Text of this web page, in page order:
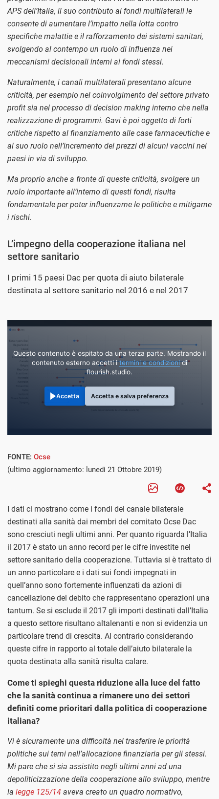
APS dell’Italia, il suo contributo ai fondi multilaterali le
consente di aumentare l’impatto nella lotta contro
specifiche malattie e il rafforzamento dei sistemi sanitari,
svolgendo al contempo un ruolo di influenza nei
meccanismi decisionali interni ai fondi stessi.
Naturalmente, i canali multilaterali presentano alcune
criticità, per esempio nel coinvolgimento del settore privato
profit sia nel processo di decision making interno che nella
realizzazione di programmi. Gavi è poi oggetto di forti
critiche rispetto al finanziamento alle case farmaceutiche e
al suo ruolo nell’incremento dei prezzi di alcuni vaccini nei
paesi in via di sviluppo.
Ma proprio anche a fronte di queste criticità, svolgere un
ruolo importante all’interno di questi fondi, risulta
fondamentale per poter influenzarne le politiche e mitigarne
i rischi.
L’impegno della cooperazione italiana nel
settore sanitario
I primi 15 paesi Dac per quota di aiuto bilaterale
destinata al settore sanitario nel 2016 e nel 2017
Questo contenuto è ospitato da una terza parte. Mostrando il
contenuto esterno accetti itermini e condizionidi
flourish.studio.
Accetta Accetta e salva preferenza
FONTE: Ocse
(ultimo aggiornamento: lunedì 21 Ottobre 2019)
I dati ci mostrano come i fondi del canale bilaterale
destinati alla sanità dai membri del comitato Ocse Dac
sono cresciuti negli ultimi anni. Per quanto riguarda l’Italia
il 2017 è stato un anno record per le cifre investite nel
settore sanitario della cooperazione. Tuttavia si è trattato di
un anno particolare e i dati sui fondi impegnati in
quell’anno sono fortemente influenzati da azioni di
cancellazione del debito che rappresentano operazioni una
tantum. Se si esclude il 2017 gli importi destinati dall’Italia
a questo settore risultano altalenanti e non si evidenzia un
particolare trend di crescita. Al contrario considerando
queste cifre in rapporto al totale dell’aiuto bilaterale la
quota destinata alla sanità risulta calare.
Come ti spieghi questa riduzione alla luce del fatto
che la sanità continua a rimanere uno dei settori
definiti come prioritari dalla politica di cooperazione
italiana?
Vi è sicuramente una difficoltà nel trasferire le priorità
politiche sui temi nell’allocazione finanziaria per gli stessi.
Mi pare che si sia assistito negli ultimi anni ad una
depoliticizzazione della cooperazione allo sviluppo, mentre
la legge 125/14 aveva creato un quadro normativo,